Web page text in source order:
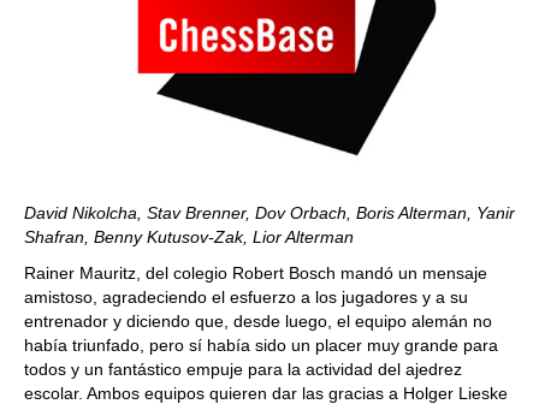
David Nikolcha, Stav Brenner, Dov Orbach, Boris Alterman, Yanir
Shafran, Benny Kutusov-Zak, Lior Alterman
Rainer Mauritz, del colegio Robert Bosch mandó un mensaje
amistoso, agradeciendo el esfuerzo a los jugadores y a su
entrenador y diciendo que, desde luego, el equipo alemán no
había triunfado, pero sí había sido un placer muy grande para
todos y un fantástico empuje para la actividad del ajedrez
escolar. Ambos equipos quieren dar las gracias a Holger Lieske